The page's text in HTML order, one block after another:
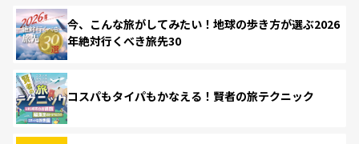
今、こんな旅がしてみたい！地球の歩き方が選ぶ2026
年絶対行くべき旅先30
コスパもタイパもかなえる！賢者の旅テクニック